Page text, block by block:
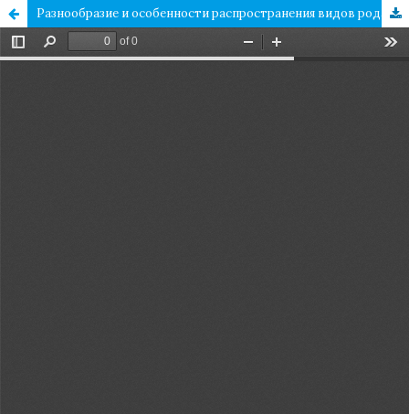
Разнообразие и особенности распространения видов рода Oxytropis (Fabaceae) в Узбекистане